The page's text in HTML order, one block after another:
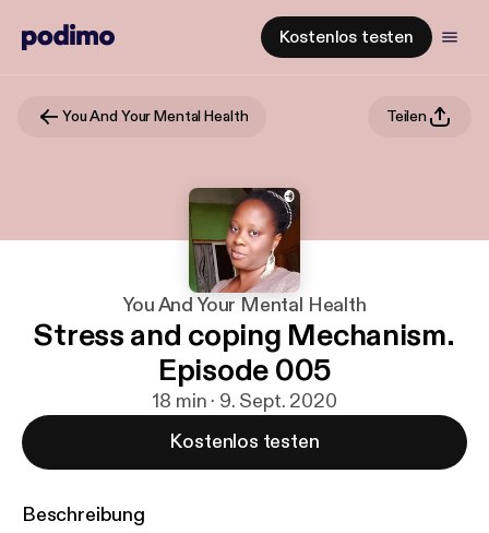
Kostenlos testen
You And Your Mental Health Teilen
You And Your Mental Health
Stress and coping Mechanism.
Episode 005
18 min · 9. Sept. 2020
Kostenlos testen
Beschreibung